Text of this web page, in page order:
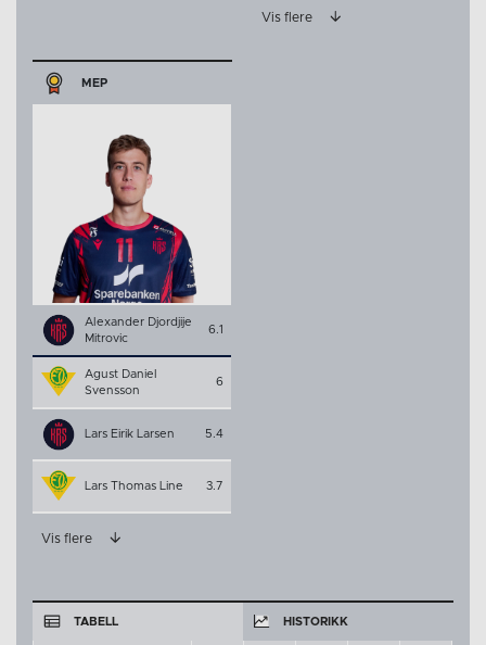
Vis flere
MEP
Alexander Djordjije
Mitrovic
6.1
Agust Daniel
Svensson
6
Lars Eirik Larsen 5.4
Lars Thomas Line 3.7
Vis flere
TABELL HISTORIKK